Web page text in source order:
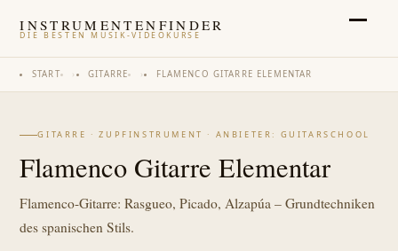
INSTRUMENTENFINDER
DIE BESTEN MUSIK-VIDEOKURSE
START › GITARRE › FLAMENCO GITARRE ELEMENTAR
GITARRE · ZUPFINSTRUMENT · ANBIETER: GUITARSCHOOL
Flamenco Gitarre Elementar
Flamenco-Gitarre: Rasgueo, Picado, Alzapúa – Grundtechniken
des spanischen Stils.